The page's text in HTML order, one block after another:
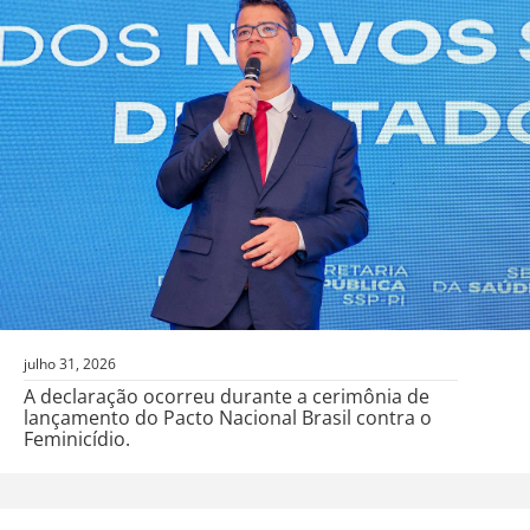
julho 31, 2026
A declaração ocorreu durante a cerimônia de
lançamento do Pacto Nacional Brasil contra o
Feminicídio.